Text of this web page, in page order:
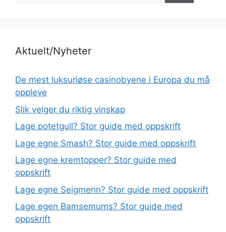
Aktuelt/Nyheter
De mest luksuriøse casinobyene i Europa du må
oppleve
Slik velger du riktig vinskap
Lage potetgull? Stor guide med oppskrift
Lage egne Smash? Stor guide med oppskrift
Lage egne kremtopper? Stor guide med
oppskrift
Lage egne Seigmenn? Stor guide med oppskrift
Lage egen Bamsemums? Stor guide med
oppskrift